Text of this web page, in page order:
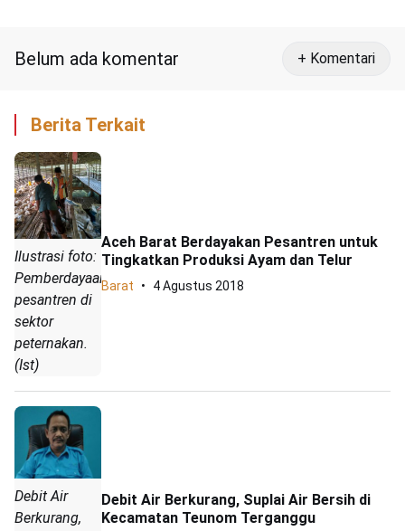
Belum ada komentar + Komentari
Berita Terkait
Ilustrasi foto:
Pemberdayaan
pesantren di
sektor
peternakan.
(Ist)
Aceh Barat Berdayakan Pesantren untuk
Tingkatkan Produksi Ayam dan Telur
Barat 4 Agustus 2018
Debit Air
Berkurang,
Debit Air Berkurang, Suplai Air Bersih di
Kecamatan Teunom Terganggu